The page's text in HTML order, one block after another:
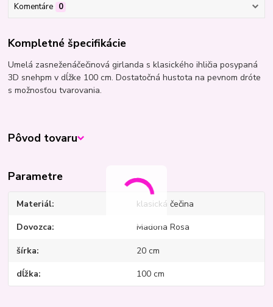
Komentáre 0
Kompletné špecifikácie
Umelá zasneženáčečinová girlanda s klasického ihličia posypaná
3D snehpm v dĺžke 100 cm. Dostatočná hustota na pevnom dróte
s možnosťou tvarovania.
Pôvod tovaru
Parametre
Materiál klasická čečina
Dovozca Madona Rosa
šírka 20 cm
dĺžka 100 cm